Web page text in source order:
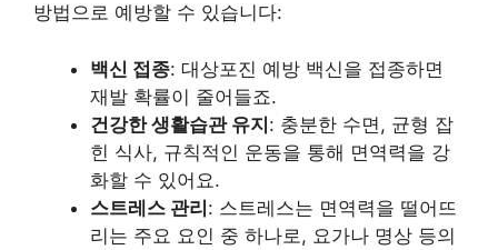
방법으로 예방할 수 있습니다:
백신 접종: 대상포진 예방 백신을 접종하면
재발 확률이 줄어들죠.
건강한 생활습관 유지: 충분한 수면, 균형 잡
힌 식사, 규칙적인 운동을 통해 면역력을 강
화할 수 있어요.
스트레스 관리: 스트레스는 면역력을 떨어뜨
리는 주요 요인 중 하나로, 요가나 명상 등의